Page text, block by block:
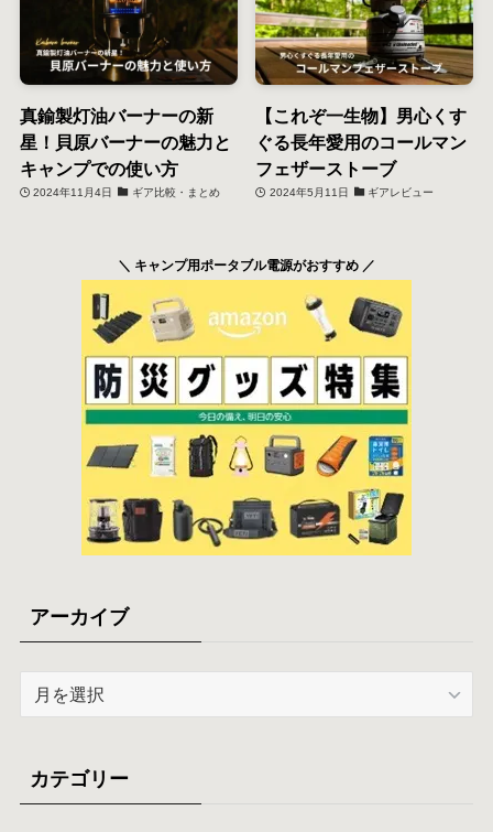
真鍮製灯油バーナーの新
星！貝原バーナーの魅力と
キャンプでの使い方
2024年11月4日 ギア比較・まとめ
【これぞ一生物】男心くす
ぐる長年愛用のコールマン
フェザーストーブ
2024年5月11日 ギアレビュー
＼ キャンプ用ポータブル電源がおすすめ ／
アーカイブ
ブ
カテゴリー